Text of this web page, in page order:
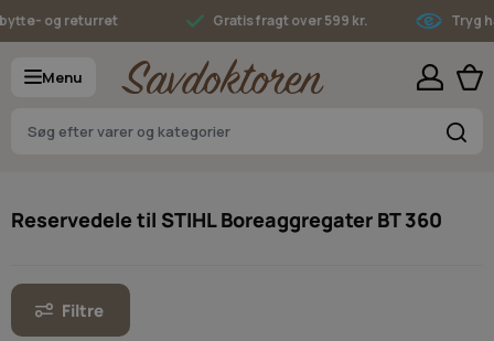
Skip to Content
og returret Gratis fragt over 599 kr. Tryg
Menu
Reservedele til STIHL Boreaggregater BT 360
Filtre